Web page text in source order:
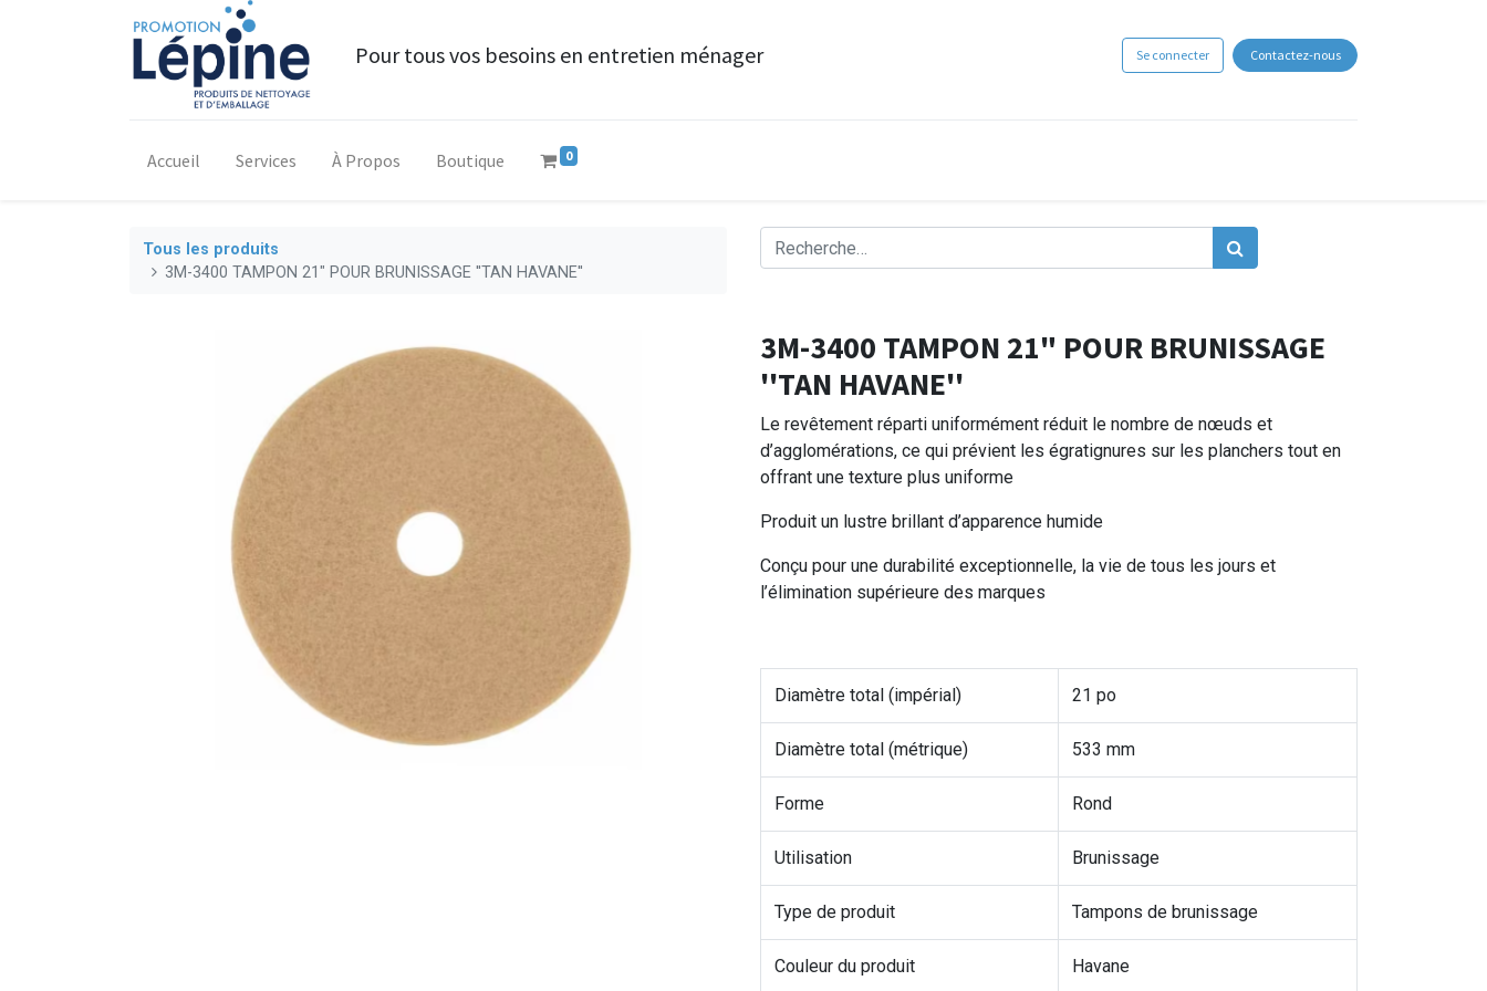
Pour tous vos besoins en entretien ménager Se connecter Contactez-nous
Accueil Services À Propos Boutique 0
Tous les produits
3M-3400 TAMPON 21" POUR BRUNISSAGE ''TAN HAVANE''
3M-3400 TAMPON 21" POUR BRUNISSAGE
''TAN HAVANE''
Le revêtement réparti uniformément réduit le nombre de nœuds et
d’agglomérations, ce qui prévient les égratignures sur les planchers tout en
offrant une texture plus uniforme
Produit un lustre brillant d’apparence humide
Conçu pour une durabilité exceptionnelle, la vie de tous les jours et
l’élimination supérieure des marques
Diamètre total (impérial) 21 po
Diamètre total (métrique) 533 mm
Forme Rond
Utilisation Brunissage
Type de produit Tampons de brunissage
Couleur du produit Havane